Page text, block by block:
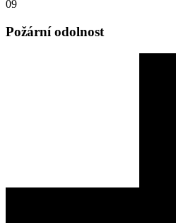
09
Požární odolnost